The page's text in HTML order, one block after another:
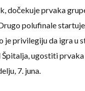
dočekuje prvaka
polufinale
je privilegiju da igra u
ugostiti
7. juna.